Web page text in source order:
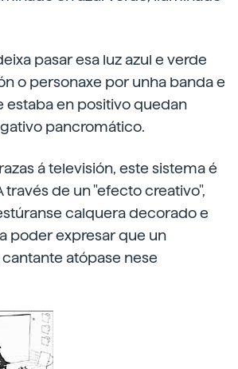
pasar esa luz azul e verde
o personaxe por unha banda e
estaba en positivo quedan
pancromático.
á televisión, este sistema é
través de un "efecto creativo",
calquera decorado e
poder expresar que un
atópase nese